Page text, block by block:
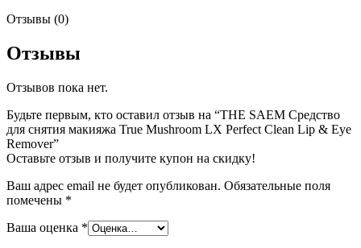
Отзывы (0)
Отзывы
Отзывов пока нет.
Будьте первым, кто оставил отзыв на “THE SAEM Средство
для снятия макияжа True Mushroom LX Perfect Clean Lip & Eye
Remover”
Оставьте отзыв и получите купон на скидку!
Ваш адрес email не будет опубликован. Обязательные поля
помечены *
Ваша оценка *